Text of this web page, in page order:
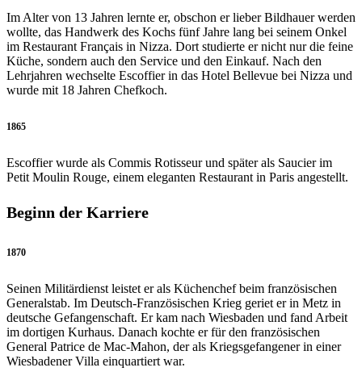
Im Alter von 13 Jahren lernte er, obschon er lieber Bildhauer werden
wollte, das Handwerk des Kochs fünf Jahre lang bei seinem Onkel
im Restaurant Français in Nizza. Dort studierte er nicht nur die feine
Küche, sondern auch den Service und den Einkauf. Nach den
Lehrjahren wechselte Escoffier in das Hotel Bellevue bei Nizza und
wurde mit 18 Jahren Chefkoch.
1865
Escoffier wurde als Commis Rotisseur und später als Saucier im
Petit Moulin Rouge, einem eleganten Restaurant in Paris angestellt.
Beginn der Karriere
1870
Seinen Militärdienst leistet er als Küchenchef beim französischen
Generalstab. Im Deutsch-Französischen Krieg geriet er in Metz in
deutsche Gefangenschaft. Er kam nach Wiesbaden und fand Arbeit
im dortigen Kurhaus. Danach kochte er für den französischen
General Patrice de Mac-Mahon, der als Kriegsgefangener in einer
Wiesbadener Villa einquartiert war.